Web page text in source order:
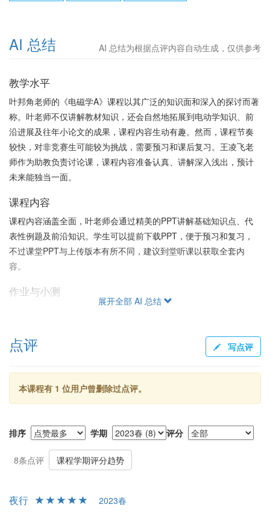
AI 总结 AI 总结为根据点评内容自动生成，仅供参考
教学水平
叶邦角老师的《电磁学A》课程以其广泛的知识面和深入的探讨而著
称。叶老师不仅讲解教材知识，还会自然地拓展到电动学知识、前
沿进展及往年小论文的成果，课程内容生动有趣。然而，课程节奏
较快，对非竞赛生可能较为挑战，需要预习和课后复习。王凌飞老
师作为助教负责讨论课，课程内容准备认真、讲解深入浅出，预计
未来能独当一面。
课程内容
课程内容涵盖全面，叶老师会通过精美的PPT讲解基础知识点、代
表性例题及前沿知识。学生可以提前下载PPT，便于预习和复习，
不过课堂PPT与上传版本有所不同，建议到堂听课以获取全套内
容。
作业与小测
高。
叶老师的期中考试难度较大，两次考试的分化明显。期中考试题目
在预期之上。
小论文与讨论课
小论文可以加分，过程有助于锻炼各类能力，建议参与。严班学生
额外奖励分数。
展开全部 AI 总结
点评 写点评
本课程有 1 位用户曾删除过点评。
排序 学期 评分
8条点评 课程学期评分趋势
夜行
2023春